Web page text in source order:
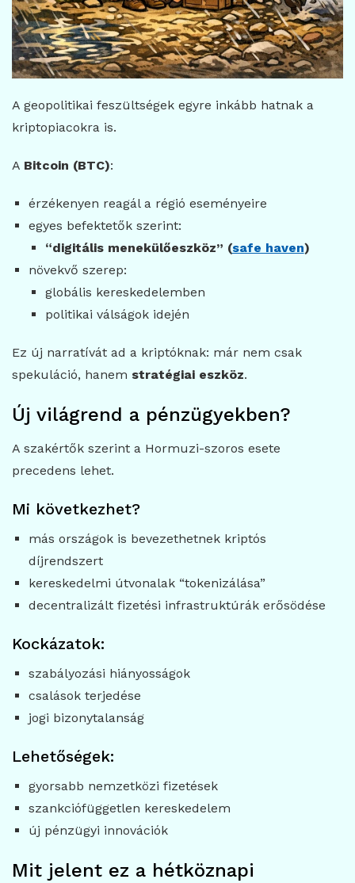
A geopolitikai feszültségek egyre inkább hatnak a
kriptopiacokra is.
A Bitcoin (BTC):
érzékenyen reagál a régió eseményeire
egyes befektetők szerint:
“digitális menekülőeszköz” (safe haven)
növekvő szerep:
globális kereskedelemben
politikai válságok idején
Ez új narratívát ad a kriptóknak: már nem csak
spekuláció, hanem stratégiai eszköz.
Új világrend a pénzügyekben?
A szakértők szerint a Hormuzi-szoros esete
precedens lehet.
Mi következhet?
más országok is bevezethetnek kriptós
díjrendszert
kereskedelmi útvonalak “tokenizálása”
decentralizált fizetési infrastruktúrák erősödése
Kockázatok:
szabályozási hiányosságok
csalások terjedése
jogi bizonytalanság
Lehetőségek:
gyorsabb nemzetközi fizetések
szankciófüggetlen kereskedelem
új pénzügyi innovációk
Mit jelent ez a hétköznapi